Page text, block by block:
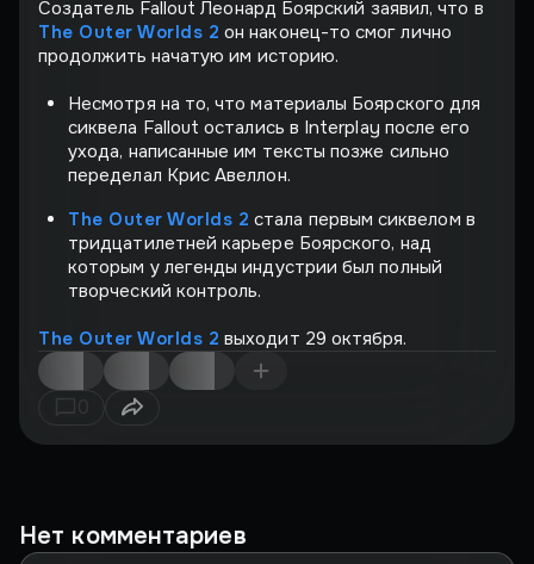
Создатель Fallout Леонард Боярский заявил, что в
The Outer Worlds 2 он наконец-то смог лично
продолжить начатую им историю.
Несмотря на то, что материалы Боярского для
сиквела Fallout остались в Interplay после его
ухода, написанные им тексты позже сильно
переделал Крис Авеллон.
The Outer Worlds 2 стала первым сиквелом в
тридцатилетней карьере Боярского, над
которым у легенды индустрии был полный
творческий контроль.
The Outer Worlds 2 выходит 29 октября.
0
Нет комментариев